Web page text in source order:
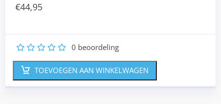
€44,95
5
4
3
2 0 beoordeling
TOEVOEGEN AAN WINKELWAGEN